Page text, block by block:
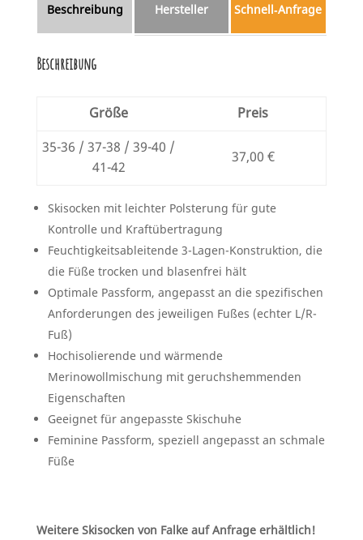
Beschreibung Hersteller Schnell‑Anfrage
Beschreibung
Größe
Preis
35-36 / 37-38 / 39-40 /
41-42
37,00 €
Skisocken mit leichter Polsterung für gute
Kontrolle und Kraftübertragung
Feuchtigkeitsableitende 3-Lagen-Konstruktion, die
die Füße trocken und blasenfrei hält
Optimale Passform, angepasst an die spezifischen
Anforderungen des jeweiligen Fußes (echter L/R-
Fuß)
Hochisolierende und wärmende
Merinowollmischung mit geruchshemmenden
Eigenschaften
Geeignet für angepasste Skischuhe
Feminine Passform, speziell angepasst an schmale
Füße
Weitere Skisocken von Falke auf Anfrage erhältlich!